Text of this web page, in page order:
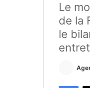
Le
de la
le